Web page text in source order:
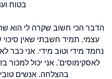
בטוח
הדבר הכי חשוב שקרה לי הוא
עצמי. תמיד חשבתי שאין סיכוי
נחמד מידי וטוב מידי. אני כבר
לאסקימוסים'. אני יכול למכור
בהצלחה. אנשים